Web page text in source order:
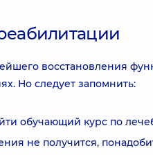
восстановления
Но следует запомнить:
обучающий курс по
не получится,